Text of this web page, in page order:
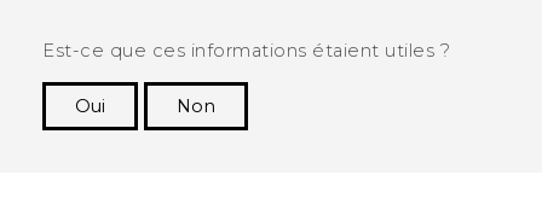
Est-ce que ces informations étaient utiles ?
Oui
Non